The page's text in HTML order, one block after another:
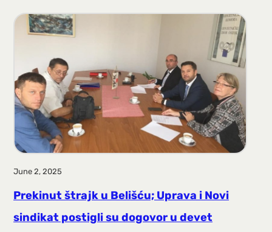
June 2, 2025
Prekinut štrajk u Belišću; Uprava i Novi
sindikat postigli su dogovor u devet